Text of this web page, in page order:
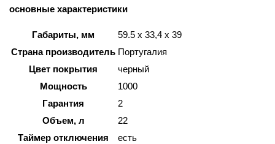
основные характеристики
Габариты, мм
59.5 х 33,4 х 39
Страна производитель Португалия
Цвет покрытия
черный
Мощность
1000
Гарантия
2
Объем, л
22
Таймер отключения
есть